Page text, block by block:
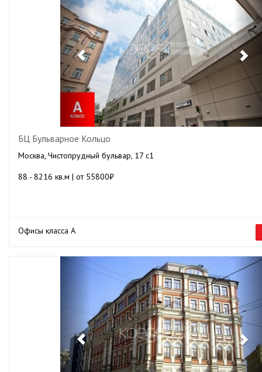
БЦ Бульварное Кольцо
Москва, Чистопрудный бульвар, 17 с1
88 - 8216 кв.м | от 55800₽
Офисы класса А
Previous